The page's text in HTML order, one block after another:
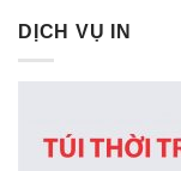
DỊCH VỤ IN